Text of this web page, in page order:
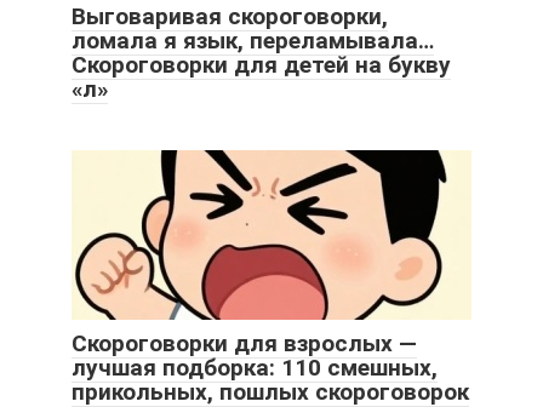
Выговаривая скороговорки,
ломала я язык, переламывала…
Скороговорки для детей на букву
«л»
Скороговорки для взрослых —
лучшая подборка: 110 смешных,
прикольных, пошлых скороговорок